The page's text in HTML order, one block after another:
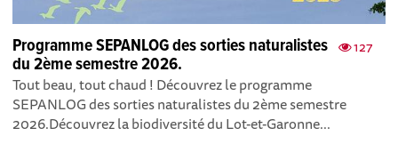
127
Programme SEPANLOG des sorties naturalistes
du 2ème semestre 2026.
Tout beau, tout chaud ! Découvrez le programme
SEPANLOG des sorties naturalistes du 2ème semestre
2026.Découvrez la biodiversité du Lot-et-Garonne...